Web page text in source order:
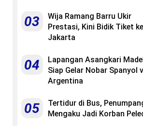
03
Wija Ramang Barru Ukir
Prestasi, Kini Bidik Tiket ke
Jakarta
04
Lapangan Asangkari
Siap Gelar Nobar Spanyol
Argentina
05
Tertidur di Bus,
Mengaku Jadi Korban